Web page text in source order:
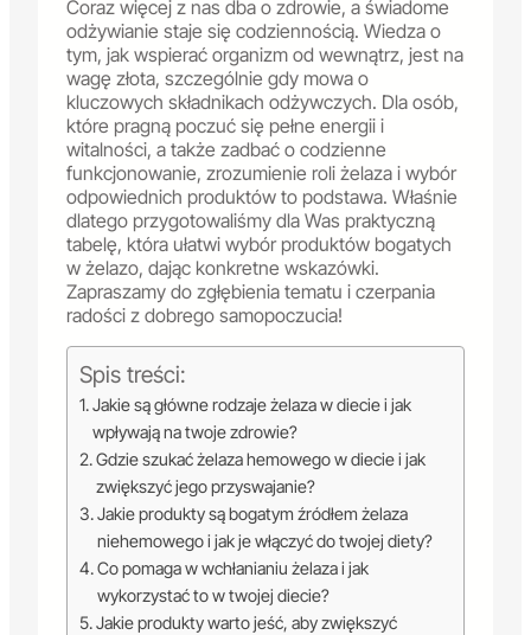
Coraz więcej z nas dba o zdrowie, a świadome
odżywianie staje się codziennością. Wiedza o
tym, jak wspierać organizm od wewnątrz, jest na
wagę złota, szczególnie gdy mowa o
kluczowych składnikach odżywczych. Dla osób,
które pragną poczuć się pełne energii i
witalności, a także zadbać o codzienne
funkcjonowanie, zrozumienie roli żelaza i wybór
odpowiednich produktów to podstawa. Właśnie
dlatego przygotowaliśmy dla Was praktyczną
tabelę, która ułatwi wybór produktów bogatych
w żelazo, dając konkretne wskazówki.
Zapraszamy do zgłębienia tematu i czerpania
radości z dobrego samopoczucia!
Spis treści:
Jakie są główne rodzaje żelaza w diecie i jak
wpływają na twoje zdrowie?
Gdzie szukać żelaza hemowego w diecie i jak
zwiększyć jego przyswajanie?
Jakie produkty są bogatym źródłem żelaza
niehemowego i jak je włączyć do twojej diety?
Co pomaga w wchłanianiu żelaza i jak
wykorzystać to w twojej diecie?
Jakie produkty warto jeść, aby zwiększyć